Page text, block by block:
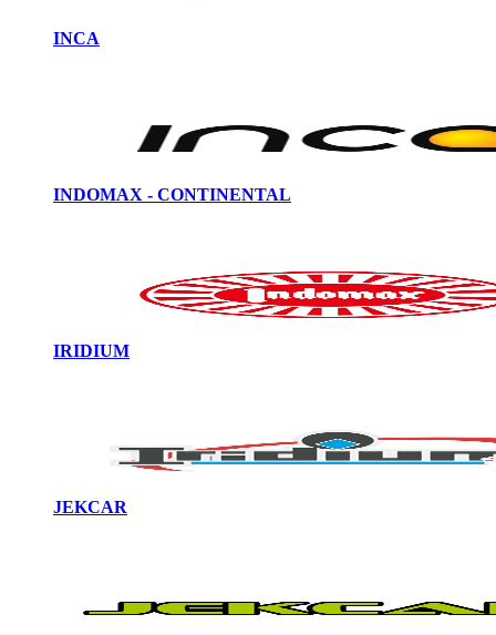
INCA
INDOMAX - CONTINENTAL
IRIDIUM
JEKCAR